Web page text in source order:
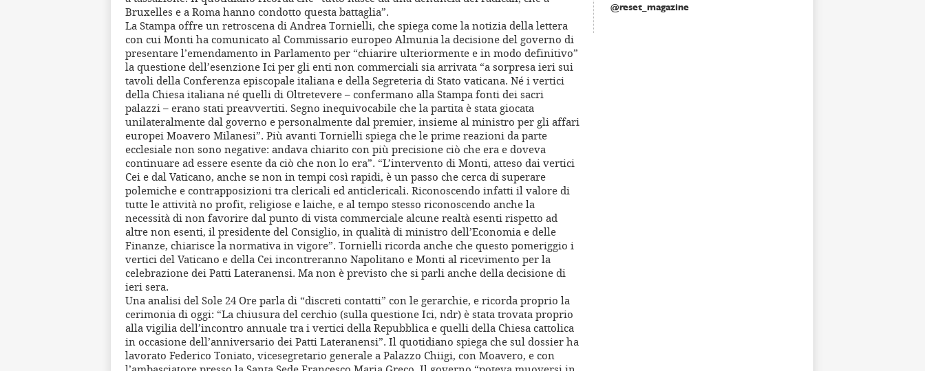
Bruxelles e a Roma hanno condotto questa battaglia”.
La Stampa offre un retroscena di Andrea Tornielli, che spiega come la notizia della lettera
con cui Monti ha comunicato al Commissario europeo Almunia la decisione del governo di
presentare l’emendamento in Parlamento per “chiarire ulteriormente e in modo definitivo”
la questione dell’esenzione Ici per gli enti non commerciali sia arrivata “a sorpresa ieri sui
tavoli della Conferenza episcopale italiana e della Segreteria di Stato vaticana. Né i vertici
della Chiesa italiana né quelli di Oltretevere – confermano alla Stampa fonti dei sacri
palazzi – erano stati preavvertiti. Segno inequivocabile che la partita è stata giocata
unilateralmente dal governo e personalmente dal premier, insieme al ministro per gli affari
europei Moavero Milanesi”. Più avanti Tornielli spiega che le prime reazioni da parte
ecclesiale non sono negative: andava chiarito con più precisione ciò che era e doveva
continuare ad essere esente da ciò che non lo era”. “L’intervento di Monti, atteso dai vertici
Cei e dal Vaticano, anche se non in tempi così rapidi, è un passo che cerca di superare
polemiche e contrapposizioni tra clericali ed anticlericali. Riconoscendo infatti il valore di
tutte le attività no profit, religiose e laiche, e al tempo stesso riconoscendo anche la
necessità di non favorire dal punto di vista commerciale alcune realtà esenti rispetto ad
altre non esenti, il presidente del Consiglio, in qualità di ministro dell’Economia e delle
Finanze, chiarisce la normativa in vigore”. Tornielli ricorda anche che questo pomeriggio i
vertici del Vaticano e della Cei incontreranno Napolitano e Monti al ricevimento per la
celebrazione dei Patti Lateranensi. Ma non è previsto che si parli anche della decisione di
ieri sera.
Una analisi del Sole 24 Ore parla di “discreti contatti” con le gerarchie, e ricorda proprio la
cerimonia di oggi: “La chiusura del cerchio (sulla questione Ici, ndr) è stata trovata proprio
alla vigilia dell’incontro annuale tra i vertici della Repubblica e quelli della Chiesa cattolica
in occasione dell’anniversario dei Patti Lateranensi”. Il quotidiano spiega che sul dossier ha
lavorato Federico Toniato, vicesegretario generale a Palazzo Chiigi, con Moavero, e con
@reset_magazine